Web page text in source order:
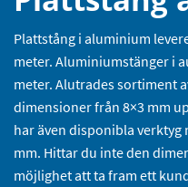
Plattstång i aluminium
meter. Aluminiumstänger i
meter. Alutrades sortiment
dimensioner från 8×3 mm
har även disponibla
mm. Hittar du inte den
möjlighet att ta fram ett